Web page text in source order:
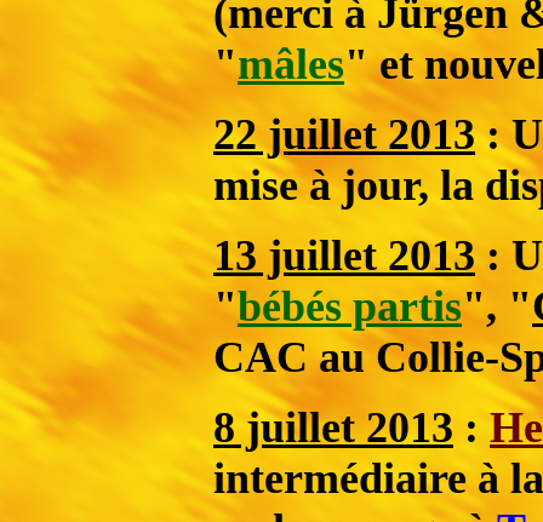
(merci à Jürgen
"mâles" et
22 juillet 2013:
mise à jour, la
13 juillet 2013:
"bébés partis", "
CAC au Collie-
8 juillet 2013 :
intermédiaire à